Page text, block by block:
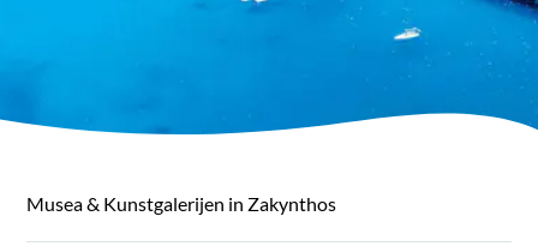
Musea & Kunstgalerijen in Zakynthos